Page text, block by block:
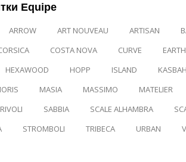
Equipe
ARROW ART NOUVEAU ARTISAN
COSTA NOVA CURVE EARTH
HEXAWOOD HOPP ISLAND KASBAH
MASIA MASSIMO MATELIER
RIVOLI SABBIA SCALE ALHAMBRA
STROMBOLI TRIBECA URBAN